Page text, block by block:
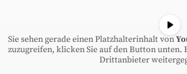
Sie sehen gerade einen Platzhalterinhalt von
zuzugreifen, klicken Sie auf den Button unten.
Drittanbieter